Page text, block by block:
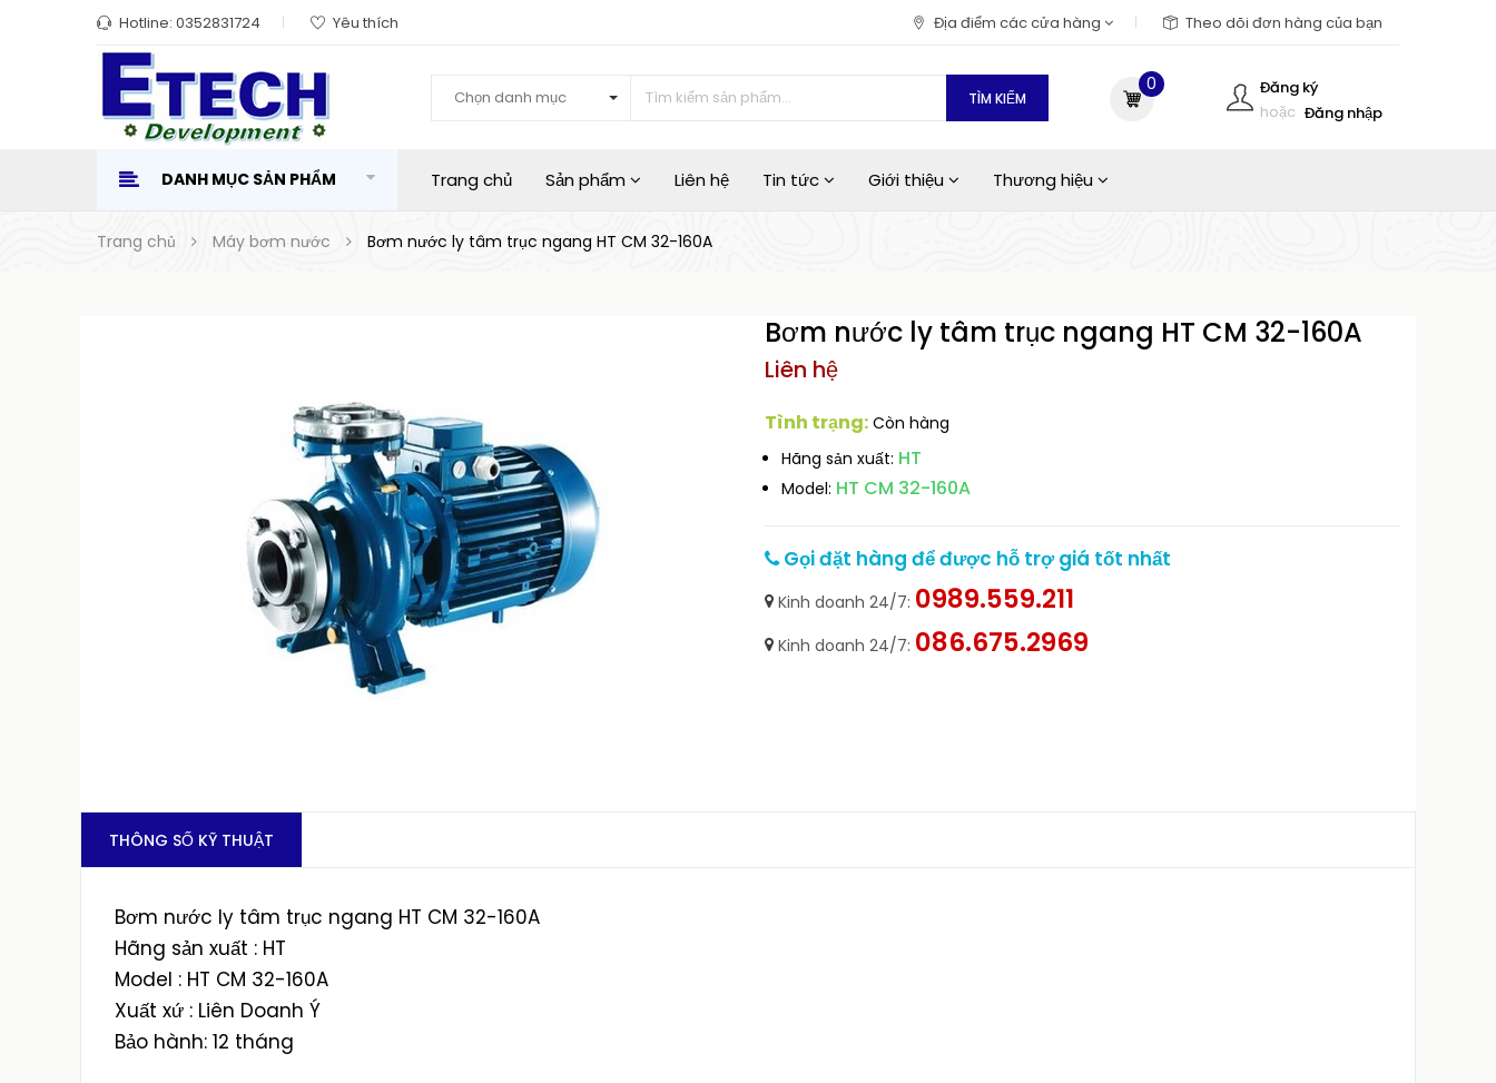
Hotline: 0352831724 Yêu thích Địa điểm các cửa hàng Theo dõi đơn hàng của bạn
Chọn danh mục TÌM KIẾM
Đăng ký
hoặc Đăng nhập
0
DANH MỤC SẢN PHẨM Trang chủ Sản phẩm Liên hệ Tin tức Giới thiệu Thương hiệu
Trang chủ Máy bơm nước Bơm nước ly tâm trục ngang HT CM 32-160A
Bơm nước ly tâm trục ngang HT CM 32-160A
Liên hệ
Tình trạng: Còn hàng
Hãng sản xuất: HT
Model: HT CM 32-160A
Gọi đặt hàng để được hỗ trợ giá tốt nhất
Kinh doanh 24/7: 0989.559.211
Kinh doanh 24/7: 086.675.2969
THÔNG SỐ KỸ THUẬT
Bơm nước ly tâm trục ngang HT CM 32-160A
Hãng sản xuất : HT
Model : HT CM 32-160A
Xuất xứ : Liên Doanh Ý
Bảo hành: 12 tháng